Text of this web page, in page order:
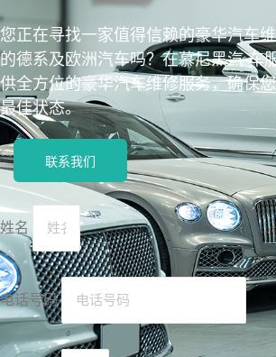
您正在寻找一家值得信赖的豪华汽车
的德系及欧洲汽车吗？在慕尼黑汽 车
供全方位的豪华汽车维修服务，确保
最佳状态。
联系我们
姓名
电话号码